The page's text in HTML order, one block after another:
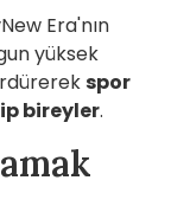
New Era'nın
yüksek
spor
bireyler.